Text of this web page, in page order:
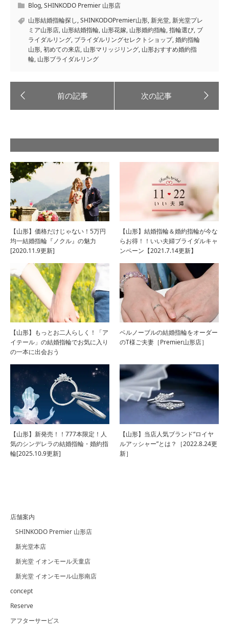
Blog,SHINKODO Premier 山形店
山形結婚指輪探し,SHINKODOPremier山形,新光堂,新光堂プレ
ミア山形店, 山形結婚指輪, 山形花嫁, 山形婚約指輪,指輪選び, ブ
ライダルリング, ブライダルリングセレクトショップ,婚約指輪
山形,初めての来店, 山形マリッジリング, 山形おすすめ婚約指
輪, 山形ブライダルリング
【山形】価格だけじゃない！5万円
均一結婚指輪『ノクル』の魅力
[2020.11.9更新]
【山形】結婚指輪＆婚約指輪が今な
らお得！！いい夫婦ブライダルキャ
ンペーン【2021.7.14更新】
【山形】もっとお二人らしく！「ア
イテール」の結婚指輪でお気に入り
の一本に出会おう
ベルノーブルの結婚指輪をオーダー
のT様ご夫妻［Premier山形店］
【山形】新発売！！777本限定！人
気のシンデレラの結婚指輪・婚約指
輪[2025.10.9更新]
【山形】当店人気ブランド“ロイヤ
ルアッシャー”とは？［2022.8.24更
新］
店舗案内
SHINKODO Premier 山形店
新光堂本店
新光堂 イオンモール天童店
新光堂 イオンモール山形南店
concept
Reserve
アフターサービス